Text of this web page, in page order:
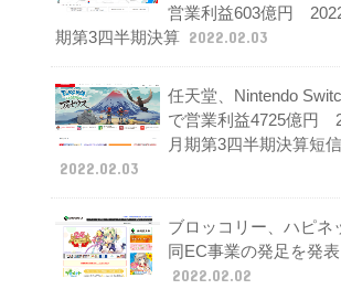
営業利益603億円
期第3四半期決算 2022.02.03
任天堂、Nintendo
で営業利益4725億円
月期第3四半期決算短信
2022.02.03
ブロッコリー、ハピネ
同EC事業の発足を発表
2022.02.02